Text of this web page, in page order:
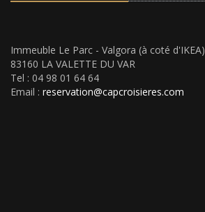
Immeuble Le Parc - Valgora (à coté d'IKEA)
83160 LA VALETTE DU VAR
Tel : 04 98 01 64 64
Email : reservation@capcroisieres.com